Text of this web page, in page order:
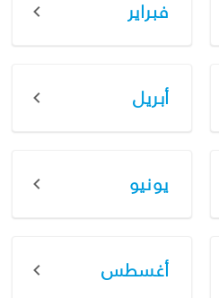
فبراير
أبريل
يونيو
أغسطس